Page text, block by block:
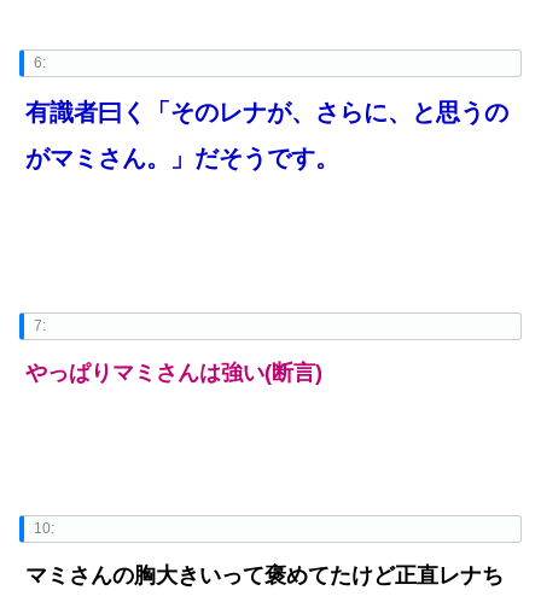
6:
有識者曰く「そのレナが、さらに、と思うの
がマミさん。」だそうです。
7:
やっぱりマミさんは強い(断言)
10:
マミさんの胸大きいって褒めてたけど正直レナち